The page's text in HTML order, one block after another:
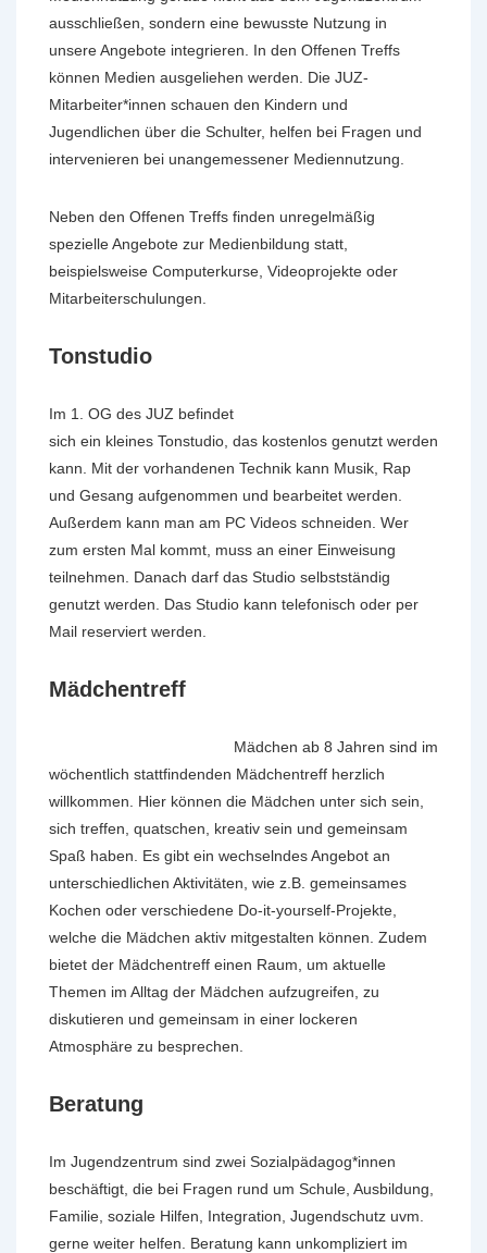
ausschließen, sondern eine bewusste Nutzung in
unsere Angebote integrieren. In den Offenen Treffs
können Medien ausgeliehen werden. Die JUZ-
Mitarbeiter*innen schauen den Kindern und
Jugendlichen über die Schulter, helfen bei Fragen und
intervenieren bei unangemessener Mediennutzung.
Neben den Offenen Treffs finden unregelmäßig
spezielle Angebote zur Medienbildung statt,
beispielsweise Computerkurse, Videoprojekte oder
Mitarbeiterschulungen.
Tonstudio
Im 1. OG des JUZ befindet
sich ein kleines Tonstudio, das kostenlos genutzt werden
kann. Mit der vorhandenen Technik kann Musik, Rap
und Gesang aufgenommen und bearbeitet werden.
Außerdem kann man am PC Videos schneiden. Wer
zum ersten Mal kommt, muss an einer Einweisung
teilnehmen. Danach darf das Studio selbstständig
genutzt werden. Das Studio kann telefonisch oder per
Mail reserviert werden.
Mädchentreff
Mädchen ab 8 Jahren sind im
wöchentlich stattfindenden Mädchentreff herzlich
willkommen. Hier können die Mädchen unter sich sein,
sich treffen, quatschen, kreativ sein und gemeinsam
Spaß haben. Es gibt ein wechselndes Angebot an
unterschiedlichen Aktivitäten, wie z.B. gemeinsames
Kochen oder verschiedene Do-it-yourself-Projekte,
welche die Mädchen aktiv mitgestalten können. Zudem
bietet der Mädchentreff einen Raum, um aktuelle
Themen im Alltag der Mädchen aufzugreifen, zu
diskutieren und gemeinsam in einer lockeren
Atmosphäre zu besprechen.
Beratung
Im Jugendzentrum sind zwei Sozialpädagog*innen
beschäftigt, die bei Fragen rund um Schule, Ausbildung,
Familie, soziale Hilfen, Integration, Jugendschutz uvm.
gerne weiter helfen. Beratung kann unkompliziert im